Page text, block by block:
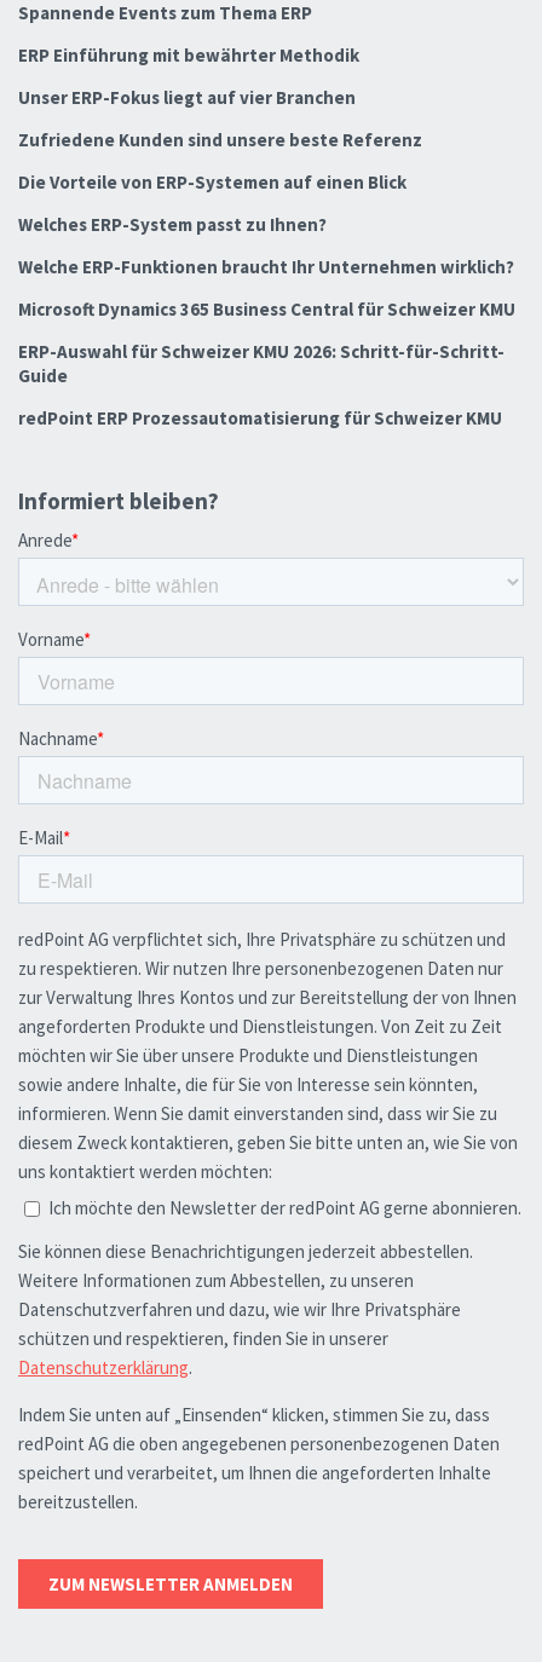
Spannende Events zum Thema ERP
ERP Einführung mit bewährter Methodik
Unser ERP-Fokus liegt auf vier Branchen
Zufriedene Kunden sind unsere beste Referenz
Die Vorteile von ERP-Systemen auf einen Blick
Welches ERP-System passt zu Ihnen?
Welche ERP-Funktionen braucht Ihr Unternehmen wirklich?
Microsoft Dynamics 365 Business Central für Schweizer KMU
ERP-Auswahl für Schweizer KMU 2026: Schritt-für-Schritt-
Guide
redPoint ERP Prozessautomatisierung für Schweizer KMU
Informiert bleiben?